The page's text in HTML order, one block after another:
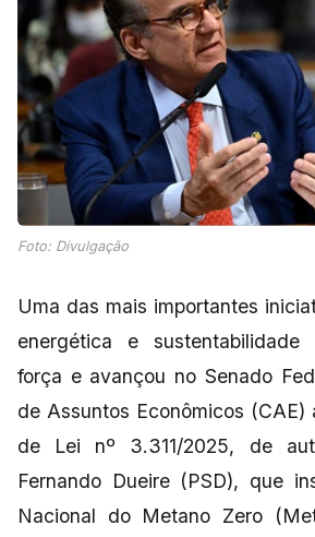
Foto: Divulgação
Uma das mais importantes
energética e
força e avançou no Senado
de Assuntos Econômicos (CAE)
de Lei nº 3.311/2025, de
Fernando Dueire (PSD), que
Nacional do Metano Zero